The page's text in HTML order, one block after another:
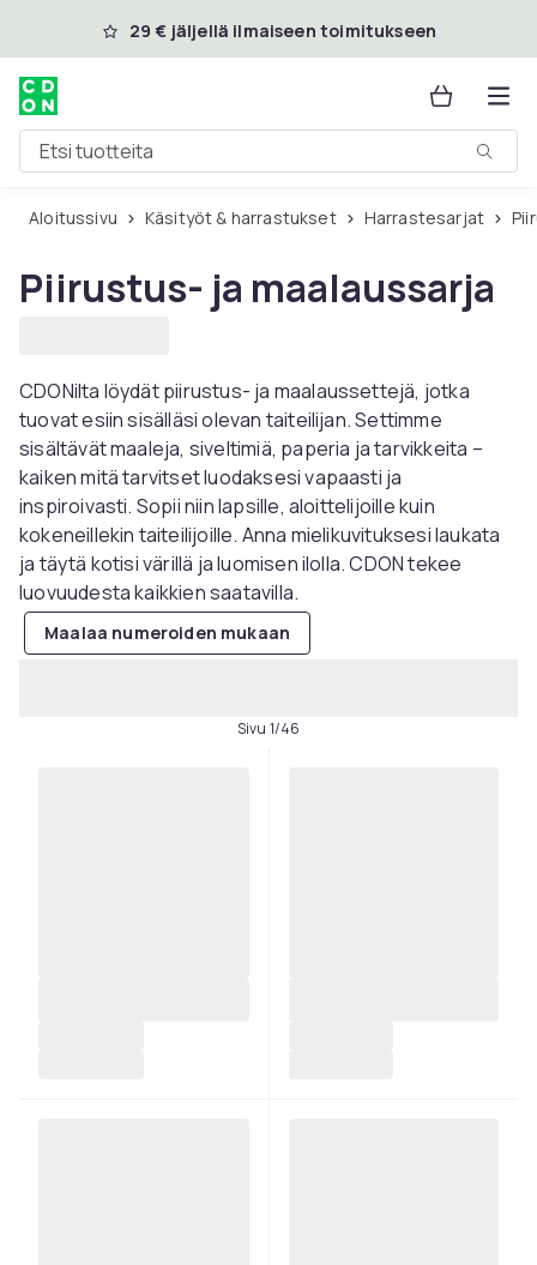
Ohita ja siirry pääsisältöön
29 € jäljellä ilmaiseen toimitukseen
Etsi tuotteita
Aloitussivu Käsityöt & harrastukset Harrastesarjat
Piirustus- ja maalaussarja
CDONilta löydät piirustus- ja maalaussettejä, jotka
tuovat esiin sisälläsi olevan taiteilijan. Settimme
sisältävät maaleja, siveltimiä, paperia ja tarvikkeita –
kaiken mitä tarvitset luodaksesi vapaasti ja
inspiroivasti. Sopii niin lapsille, aloittelijoille kuin
kokeneillekin taiteilijoille. Anna mielikuvituksesi laukata
ja täytä kotisi värillä ja luomisen ilolla. CDON tekee
luovuudesta kaikkien saatavilla.
Maalaa numeroiden mukaan
Sivu 1/46